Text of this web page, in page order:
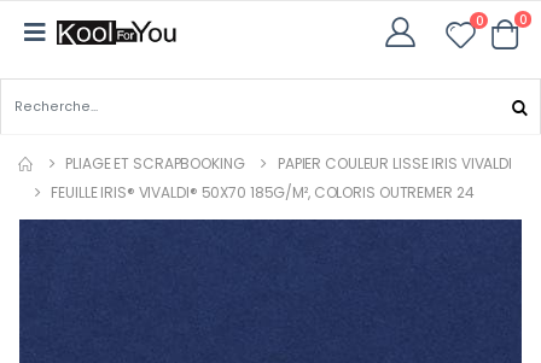
0 0
PLIAGE ET SCRAPBOOKING
PAPIER COULEUR LISSE IRIS VIVALDI
FEUILLE IRIS® VIVALDI® 50X70 185G/M², COLORIS OUTREMER 24